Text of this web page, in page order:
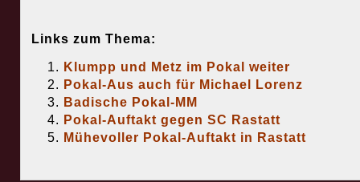
Links zum Thema:
Klumpp und Metz im Pokal weiter
Pokal-Aus auch für Michael Lorenz
Badische Pokal-MM
Pokal-Auftakt gegen SC Rastatt
Mühevoller Pokal-Auftakt in Rastatt